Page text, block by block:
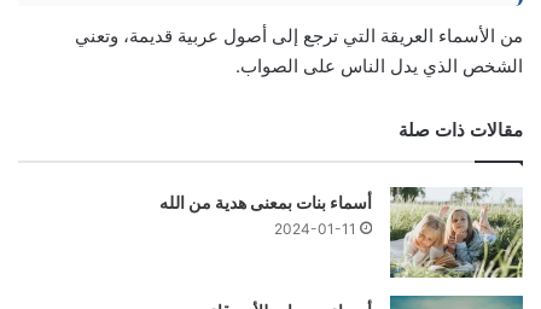
من الأسماء العريقة التي ترجع إلى أصول عربية قديمة، وتعني
الشخص الذي يدل الناس على الصواب.
مقالات ذات صلة
أسماء بنات بمعنى هدية من الله
2024-01-11